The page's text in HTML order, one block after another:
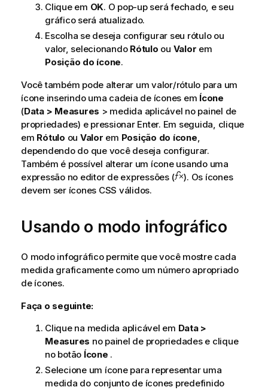
Clique em OK. O pop-up será fechado, e seu
gráfico será atualizado.
Escolha se deseja configurar seu rótulo ou
valor, selecionando Rótulo ou Valor em
Posição do ícone.
Você também pode alterar um valor/rótulo para um
ícone inserindo uma cadeia de ícones em Ícone
(Data > Measures > medida aplicável no painel de
propriedades) e pressionar Enter. Em seguida, clique
em Rótulo ou Valor em Posição do ícone
dependendo do que você deseja configurar.
Também é possível alterar um ícone usando uma
expressão no editor de expressões (
). Os ícones
devem ser ícones CSS válidos.
Usando o modo infográfico
O modo infográfico permite que você mostre cada
medida graficamente como um número apropriado
de ícones.
Faça o seguinte:
Clique na medida aplicável em Data >
Measures no painel de propriedades e clique
no botão Ícone .
Selecione um ícone para representar uma
medida do conjunto de ícones predefinido